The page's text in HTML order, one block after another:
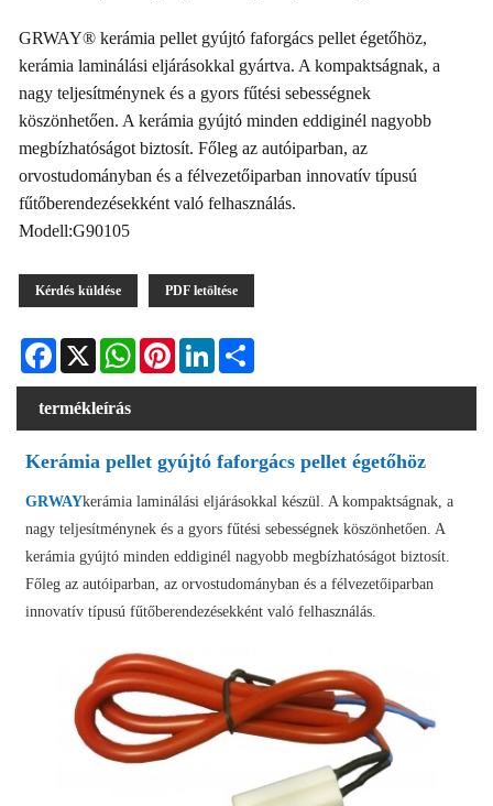
GRWAY® kerámia pellet gyújtó faforgács pellet égetőhöz,
kerámia laminálási eljárásokkal gyártva. A kompaktságnak, a
nagy teljesítménynek és a gyors fűtési sebességnek
köszönhetően. A kerámia gyújtó minden eddiginél nagyobb
megbízhatóságot biztosít. Főleg az autóiparban, az
orvostudományban és a félvezetőiparban innovatív típusú
fűtőberendezésekként való felhasználás.
Modell:G90105
Kérdés küldése PDF letöltése
Facebook
X WhatsAppPinterestLinkedIn
termékleírás
Kerámia pellet gyújtó faforgács pellet égetőhöz
GRWAYkerámia laminálási eljárásokkal készül. A kompaktságnak, a
nagy teljesítménynek és a gyors fűtési sebességnek köszönhetően. A
kerámia gyújtó minden eddiginél nagyobb megbízhatóságot biztosít.
Főleg az autóiparban, az orvostudományban és a félvezetőiparban
innovatív típusú fűtőberendezésekként való felhasználás.